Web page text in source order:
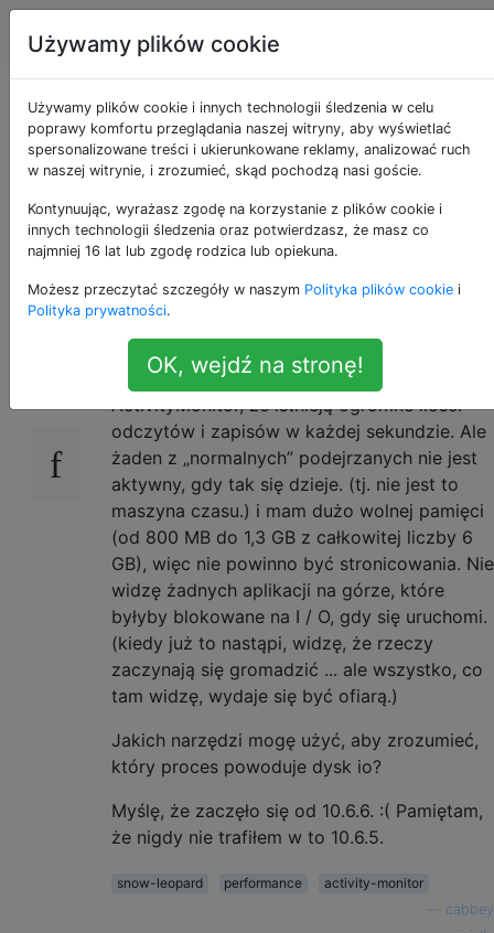
Apple Tagi
Jak stwierdzić, które
procesy sterują
obciążeniami we /
wy?
W moim systemie ostatnio coś napędza wiele
operacji we / wy na dysku. Widzę w
ActivityMonitor, że istnieją ogromne ilości
odczytów i zapisów w każdej sekundzie. Ale
żaden z „normalnych” podejrzanych nie jest
aktywny, gdy tak się dzieje. (tj. nie jest to
maszyna czasu.) i mam dużo wolnej pamięci
(od 800 MB do 1,3 GB z całkowitej liczby 6
GB), więc nie powinno być stronicowania. Nie
widzę żadnych aplikacji na górze, które
byłyby blokowane na I / O, gdy się uruchomi.
(kiedy już to nastąpi, widzę, że rzeczy
zaczynają się gromadzić ... ale wszystko, co
tam widzę, wydaje się być ofiarą.)
Jakich narzędzi mogę użyć, aby zrozumieć,
który proces powoduje dysk io?
Myślę, że zaczęło się od 10.6.6. :( Pamiętam,
że nigdy nie trafiłem w to 10.6.5.
snow-leopard performance
activity-monitor
cabbey
Używamy plików cookie
Używamy plików cookie i innych technologii śledzenia w celu
poprawy komfortu przeglądania naszej witryny, aby wyświetlać
spersonalizowane treści i ukierunkowane reklamy, analizować ruch
w naszej witrynie, i zrozumieć, skąd pochodzą nasi goście.
Kontynuując, wyrażasz zgodę na korzystanie z plików cookie i
innych technologii śledzenia oraz potwierdzasz, że masz co
najmniej 16 lat lub zgodę rodzica lub opiekuna.
Możesz przeczytać szczegóły w naszym Polityka plików cookie i
Polityka prywatności.
OK, wejdź na stronę!